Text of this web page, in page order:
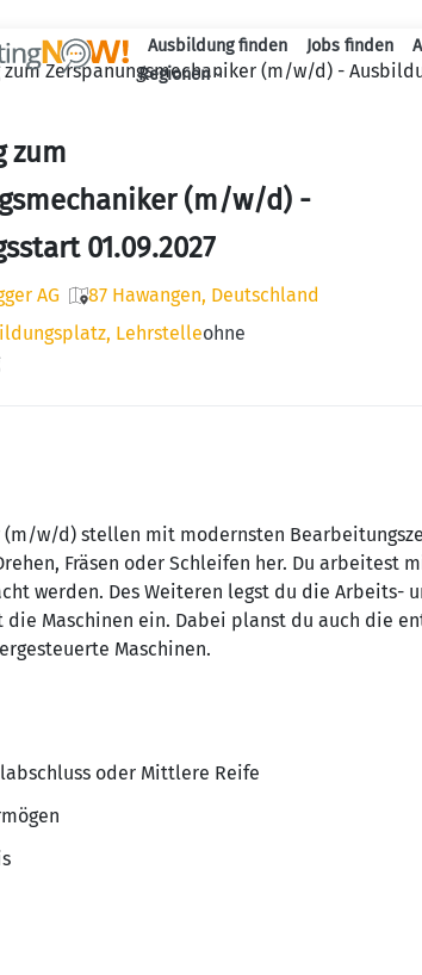
Ausbildung finden Jobs finden
Regionen
Zerspanungsmechaniker (m/w/d) -
zum
(m/w/d) -
01.09.2027
AG
87 Hawangen, Deutschland
Lehrstelleohne
(m/w/d) stellen mit modernsten
Fräsen oder Schleifen her. Du arbeitest
werden. Des Weiteren legst du die Arbeits-
Maschinen ein. Dabei planst du auch die
Maschinen.
oder Mittlere Reife